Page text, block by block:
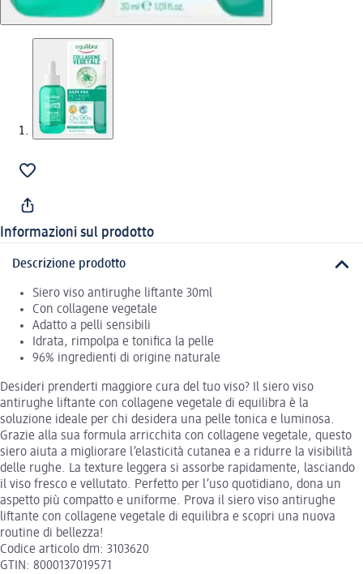
Informazioni sul prodotto
Descrizione prodotto
Siero viso antirughe liftante 30ml
Con collagene vegetale
Adatto a pelli sensibili
Idrata, rimpolpa e tonifica la pelle
96% ingredienti di origine naturale
Desideri prenderti maggiore cura del tuo viso? Il siero viso
antirughe liftante con collagene vegetale di equilibra è la
soluzione ideale per chi desidera una pelle tonica e luminosa.
Grazie alla sua formula arricchita con collagene vegetale, questo
siero aiuta a migliorare l’elasticità cutanea e a ridurre la visibilità
delle rughe. La texture leggera si assorbe rapidamente, lasciando
il viso fresco e vellutato. Perfetto per l’uso quotidiano, dona un
aspetto più compatto e uniforme. Prova il siero viso antirughe
liftante con collagene vegetale di equilibra e scopri una nuova
routine di bellezza!
Codice articolo dm: 3103620
GTIN: 8000137019571